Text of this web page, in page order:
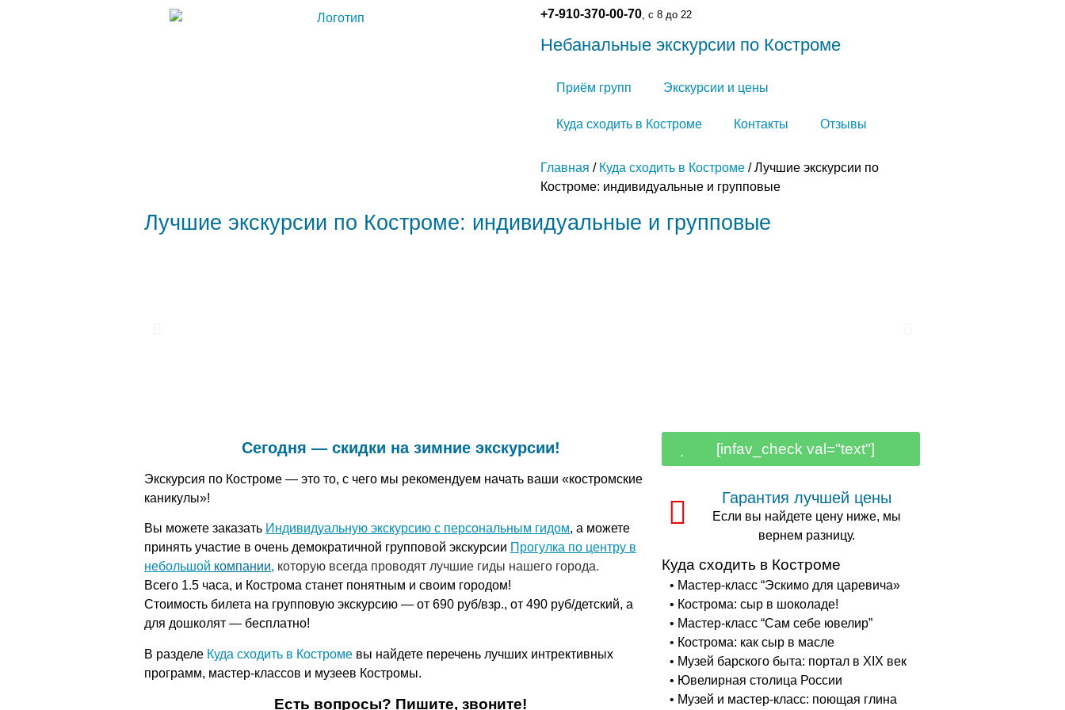
+7-910-370-00-70, с 8 до 22
Небанальные экскурсии по Костроме
Приём групп Экскурсии и цены
Куда сходить в Костроме Контакты Отзывы
Главная / Куда сходить в Костроме / Лучшие экскурсии по
Костроме: индивидуальные и групповые
Лучшие экскурсии по Костроме: индивидуальные и групповые
Сегодня — скидки на зимние экскурсии!
Экскурсия по Костроме — это то, с чего мы рекомендуем начать ваши «костромские
каникулы»!
Вы можете заказать Индивидуальную экскурсию с персональным гидом, а можете
принять участие в очень демократичной групповой экскурсии Прогулка по центру в
небольшой компании, которую всегда проводят лучшие гиды нашего города.
Всего 1.5 часа, и Кострома станет понятным и своим городом!
Стоимость билета на групповую экскурсию — от 690 руб/взр., от 490 руб/детский, а
для дошколят — бесплатно!
В разделе Куда сходить в Костроме вы найдете перечень лучших интрективных
программ, мастер-классов и музеев Костромы.
Есть вопросы? Пишите, звоните!
[infav_check val="text"]
Гарантия лучшей цены
Если вы найдете цену ниже, мы
вернем разницу.
Куда сходить в Костроме
• Мастер-класс “Эскимо для царевича»
• Кострома: сыр в шоколаде!
• Мастер-класс “Сам себе ювелир”
• Кострома: как сыр в масле
• Музей барского быта: портал в XIX век
• Ювелирная столица России
• Музей и мастер-класс: поющая глина